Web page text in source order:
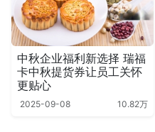
中秋企业福利新选择 瑞福
卡中秋提货券让员工关怀
更贴心
2025-09-08 10.82万